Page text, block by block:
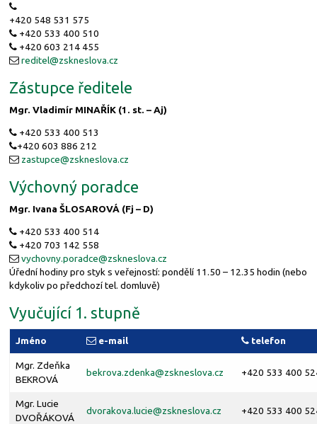
+420 548 531 575
+420 533 400 510
+420 603 214 455
reditel@zskneslova.cz
Zástupce ředitele
Mgr. Vladimír MINAŘÍK (1. st. – Aj)
+420 533 400 513
+420 603 886 212
zastupce@zskneslova.cz
Výchovný poradce
Mgr. Ivana ŠLOSAROVÁ (Fj – D)
+420 533 400 514
+420 703 142 558
vychovny.poradce@zskneslova.cz
Úřední hodiny pro styk s veřejností: pondělí 11.50 – 12.35 hodin (nebo
kdykoliv po předchozí tel. domluvě)
Vyučující 1. stupně
Jméno e-mail telefon
Mgr. Zdeňka
BEKROVÁ
bekrova.zdenka@zskneslova.cz +420 533 400
Mgr. Lucie
DVOŘÁKOVÁ
dvorakova.lucie@zskneslova.cz +420 533 400